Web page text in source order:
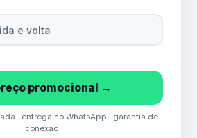
e volta
promocional →
· entrega no WhatsApp · garantia de
conexão